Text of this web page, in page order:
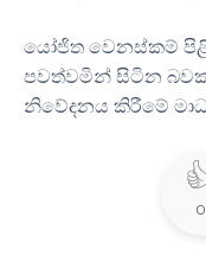
යෝජිත වෙනස්කම්
පවත්වමින් සිටින
නිවේදනය කිරීමේ
0